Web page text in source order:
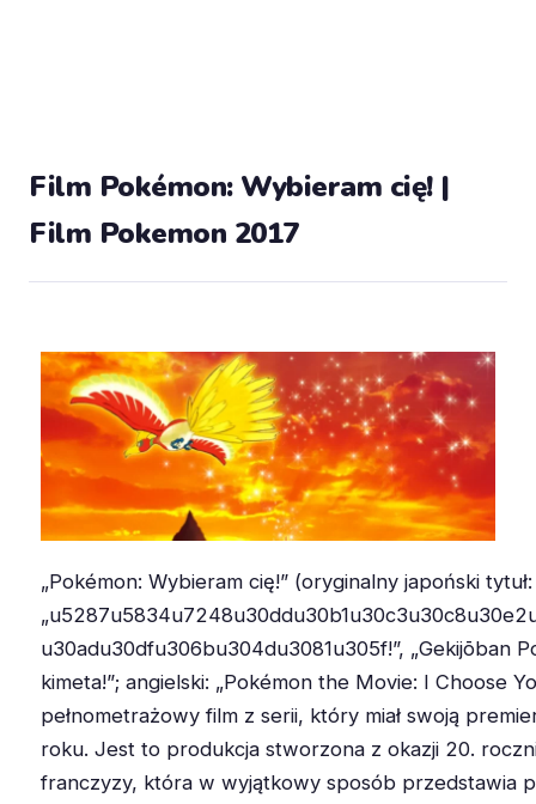
Film Pokémon: Wybieram cię! |
Film Pokemon 2017
„Pokémon: Wybieram cię!” (oryginalny japoński tytuł:
u30adu30dfu306bu304du3081u305f!”, „Gekijōban
kimeta!”; angielski: „Pokémon the Movie: I Choose
pełnometrażowy film z serii, który miał swoją
roku. Jest to produkcja stworzona z okazji 20.
franczyzy, która w wyjątkowy sposób przedstawia